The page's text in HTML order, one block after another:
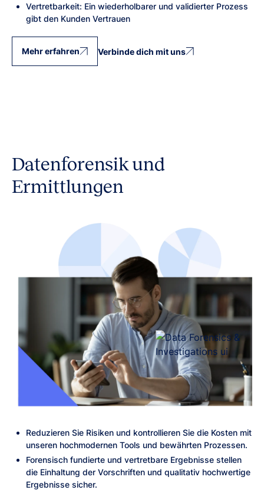
Vertretbarkeit: Ein wiederholbarer und validierter Prozess
gibt den Kunden Vertrauen
Mehr erfahren Verbinde dich mit uns
Datenforensik und
Ermittlungen
Reduzieren Sie Risiken und kontrollieren Sie die Kosten mit
unseren hochmodernen Tools und bewährten Prozessen.
Forensisch fundierte und vertretbare Ergebnisse stellen
die Einhaltung der Vorschriften und qualitativ hochwertige
Ergebnisse sicher.